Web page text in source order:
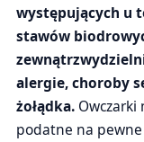
występujących u
stawów
alergie, choroby
żołądka. Owczarki
podatne na